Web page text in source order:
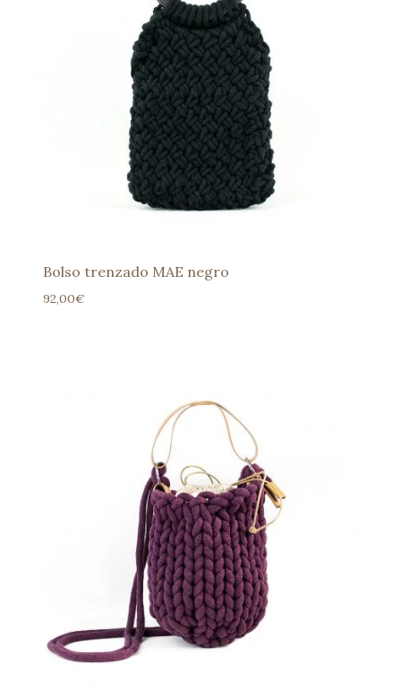
Bolso trenzado MAE negro
92,00€